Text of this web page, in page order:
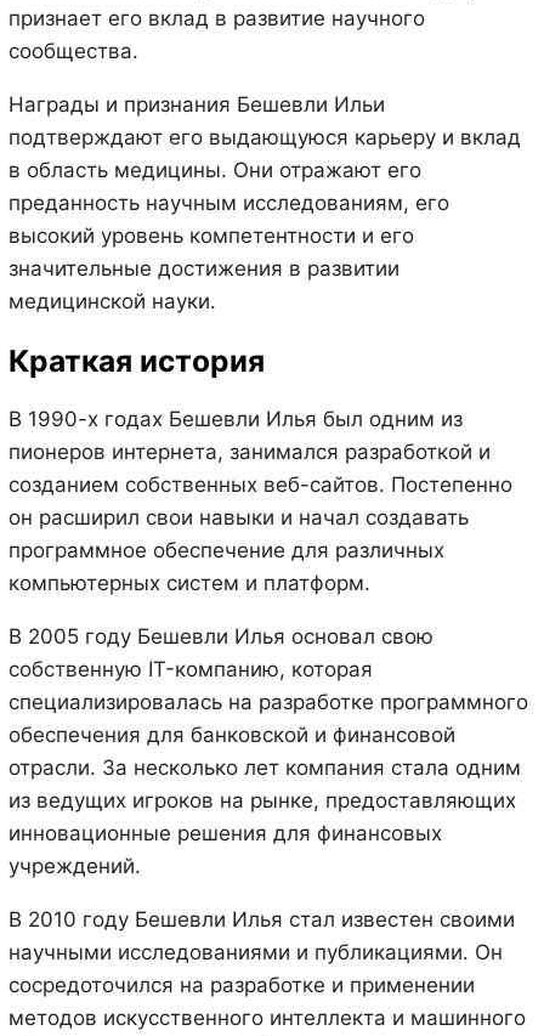
признает его вклад в развитие научного
сообщества.
Награды и признания Бешевли Ильи
подтверждают его выдающуюся карьеру и вклад
в область медицины. Они отражают его
преданность научным исследованиям, его
высокий уровень компетентности и его
значительные достижения в развитии
медицинской науки.
Краткая история
В 1990-х годах Бешевли Илья был одним из
пионеров интернета, занимался разработкой и
созданием собственных веб-сайтов. Постепенно
он расширил свои навыки и начал создавать
программное обеспечение для различных
компьютерных систем и платформ.
В 2005 году Бешевли Илья основал свою
собственную IT-компанию, которая
специализировалась на разработке программного
обеспечения для банковской и финансовой
отрасли. За несколько лет компания стала одним
из ведущих игроков на рынке, предоставляющих
инновационные решения для финансовых
учреждений.
В 2010 году Бешевли Илья стал известен своими
научными исследованиями и публикациями. Он
сосредоточился на разработке и применении
методов искусственного интеллекта и машинного